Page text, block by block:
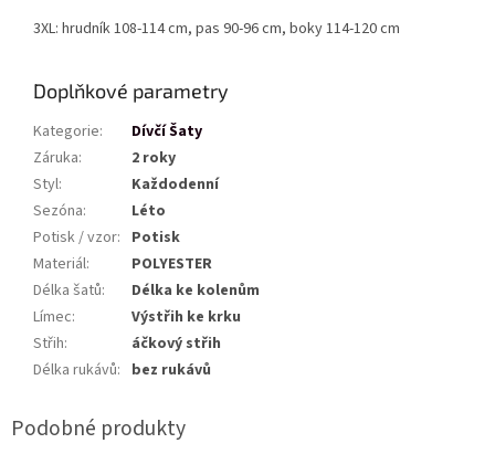
3XL: hrudník 108-114 cm, pas 90-96 cm, boky 114-120 cm
Doplňkové parametry
Kategorie:
Dívčí Šaty
Záruka:
2 roky
Styl:
Každodenní
Sezóna:
Léto
Potisk / vzor: Potisk
Materiál:
POLYESTER
Délka šatů:
Délka ke kolenům
Límec:
Výstřih ke krku
Střih:
áčkový střih
Délka rukávů: bez rukávů